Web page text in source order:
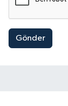
Gönder